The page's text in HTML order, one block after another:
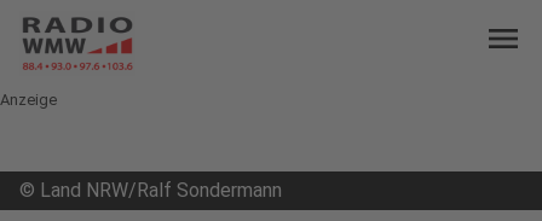
menu
Anzeige
© Land NRW/Ralf Sondermann